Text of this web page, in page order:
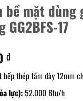
bề mặt dùng
GG2BFS-17
₫
bếp thép tấm dày 12mm
lực):52.000 Btu/h